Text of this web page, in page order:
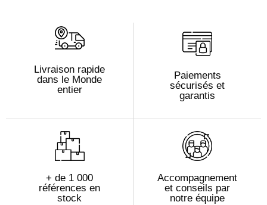
Livraison rapide
dans le Monde
entier
Paiements
sécurisés et
garantis
+ de 1 000
références en
stock
Accompagnement
et conseils par
notre équipe